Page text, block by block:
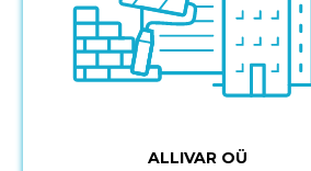
ALLIVAR OÜ